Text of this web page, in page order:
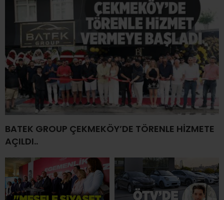
BATEK GROUP ÇEKMEKÖY’DE TÖRENLE HİZMETE
AÇILDI..